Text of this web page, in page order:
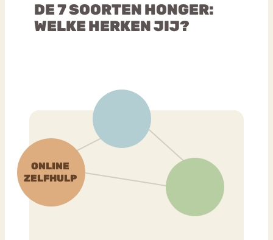
DE 7 SOORTEN HONGER:
WELKE HERKEN JIJ?